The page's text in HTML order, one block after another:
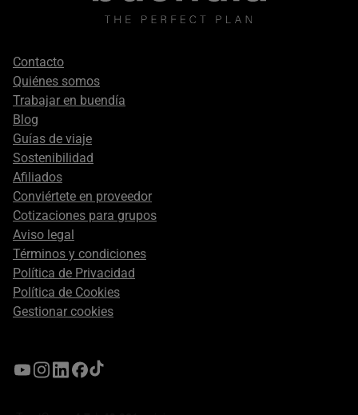
Footer
secondary
Contacto
Quiénes somos
Trabajar en buendía
Blog
Guías de viaje
Sostenibilidad
Afiliados
Conviértete en proveedor
Cotizaciones para grupos
Aviso legal
Términos y condiciones
Política de Privacidad
Política de Cookies
Gestionar cookies